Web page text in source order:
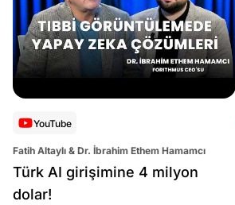
YouTube
Fatih Altaylı & Dr. İbrahim Ethem Hamamcı
Türk AI girişimine 4 milyon
dolar!